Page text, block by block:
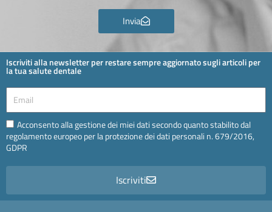
Invia
Iscriviti alla newsletter per restare sempre aggiornato sugli articoli per
la tua salute dentale
Email
Email
Acconsento alla gestione dei miei dati secondo quanto stabilito dal
regolamento europeo per la protezione dei dati personali n. 679/2016,
GDPR
Iscriviti